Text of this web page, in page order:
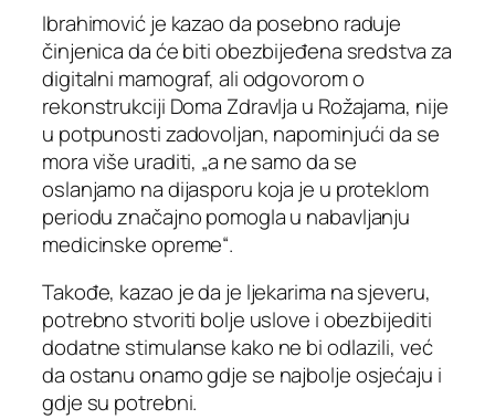
Ibrahimović je kazao da posebno raduje
činjenica da će biti obezbijeđena sredstva za
digitalni mamograf, ali odgovorom o
rekonstrukciji Doma Zdravlja u Rožajama, nije
u potpunosti zadovoljan, napominjući da se
mora više uraditi, „a ne samo da se
oslanjamo na dijasporu koja je u proteklom
periodu značajno pomogla u nabavljanju
medicinske opreme“.
Takođe, kazao je da je ljekarima na sjeveru,
potrebno stvoriti bolje uslove i obezbijediti
dodatne stimulanse kako ne bi odlazili, već
da ostanu onamo gdje se najbolje osjećaju i
gdje su potrebni.